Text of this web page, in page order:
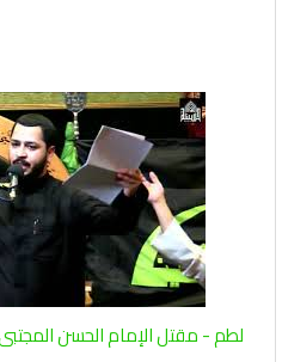
لطم - مقتل الإمام الحسن المجتبى